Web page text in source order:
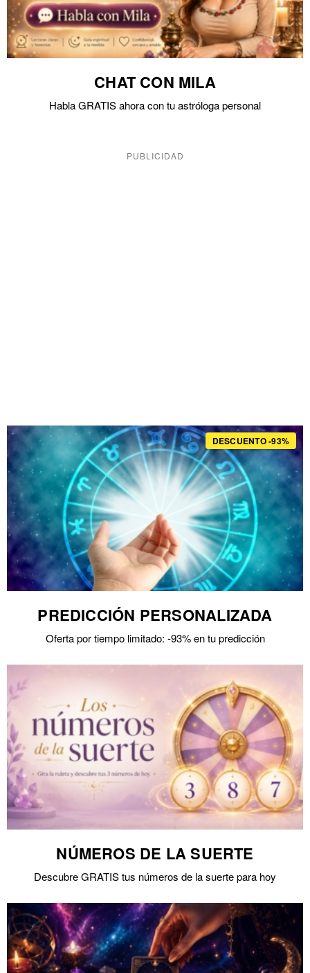
CHAT CON MILA
Habla GRATIS ahora con tu astróloga personal
DESCUENTO -93%
PREDICCIÓN PERSONALIZADA
Oferta por tiempo limitado: -93% en tu predicción
NÚMEROS DE LA SUERTE
Descubre GRATIS tus números de la suerte para hoy